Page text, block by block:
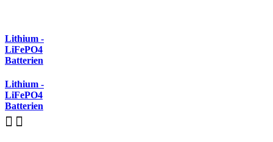
Lithium -
LiFePO4
Batterien
Lithium -
LiFePO4
Batterien